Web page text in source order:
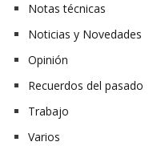
Notas técnicas
Noticias y Novedades
Opinión
Recuerdos del pasado
Trabajo
Varios